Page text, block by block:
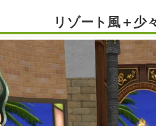
リゾート風＋少